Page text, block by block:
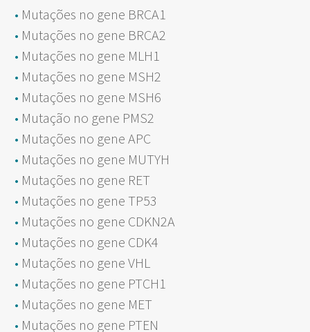
Mutações no gene BRCA1
Mutações no gene BRCA2
Mutações no gene MLH1
Mutações no gene MSH2
Mutações no gene MSH6
Mutação no gene PMS2
Mutações no gene APC
Mutações no gene MUTYH
Mutações no gene RET
Mutações no gene TP53
Mutações no gene CDKN2A
Mutações no gene CDK4
Mutações no gene VHL
Mutações no gene PTCH1
Mutações no gene MET
Mutações no gene PTEN